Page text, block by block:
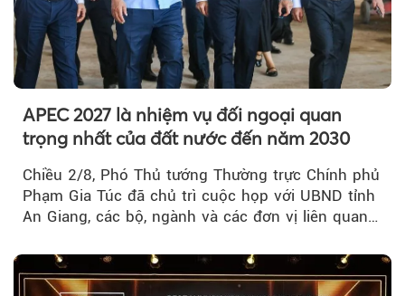
APEC 2027 là nhiệm vụ đối ngoại quan
trọng nhất của đất nước đến năm 2030
Chiều 2/8, Phó Thủ tướng Thường trực Chính phủ
Phạm Gia Túc đã chủ trì cuộc họp với UBND tỉnh
An Giang, các bộ, ngành và các đơn vị liên quan